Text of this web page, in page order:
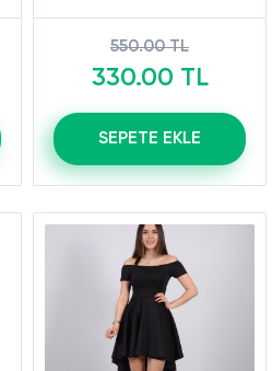
550.00 TL
330.00 TL
SEPETE EKLE